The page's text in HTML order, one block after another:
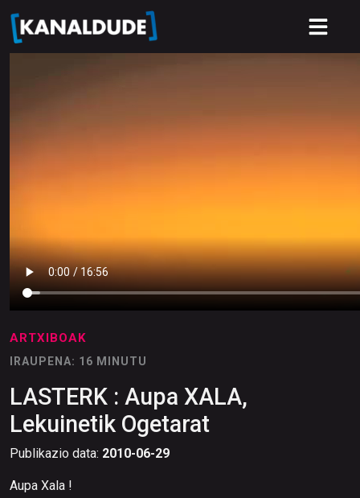
ARTXIBOAK
IRAUPENA: 16 MINUTU
LASTERK : Aupa XALA,
Lekuinetik Ogetarat
Publikazio data: 2010-06-29
Aupa Xala !